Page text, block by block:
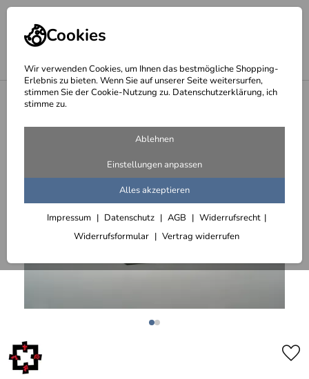
Cookies
Wir verwenden Cookies, um Ihnen das bestmögliche Shopping-
Erlebnis zu bieten. Wenn Sie auf unserer Seite weitersurfen,
stimmen Sie der Cookie-Nutzung zu. Datenschutzerklärung, ich
stimme zu.
Ablehnen
Einstellungen anpassen
Alles akzeptieren
Impressum Datenschutz AGB
Widerrufsrecht
Widerrufsformular
Vertrag widerrufen
Schmiedearbeiten, zeitgemäß und nach historischen Vorlagen